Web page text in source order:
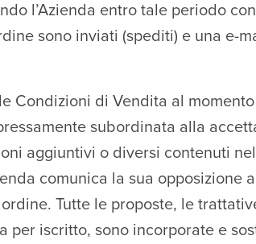
l’Azienda entro tale periodo
sono inviati (spediti) e una e-
Condizioni di Vendita al
subordinata alla
aggiuntivi o diversi contenuti
comunica la sua
Tutte le proposte, le
iscritto, sono incorporate e